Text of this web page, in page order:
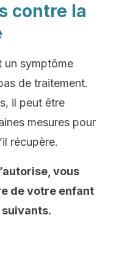
contre la
un symptôme
de traitement.
il peut être
mesures pour
récupère.
vous
de votre enfant